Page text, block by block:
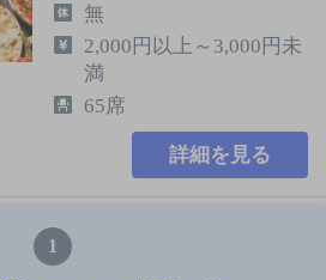
無
2,000円以上～3,000円未
満
65席
詳細を見る
1